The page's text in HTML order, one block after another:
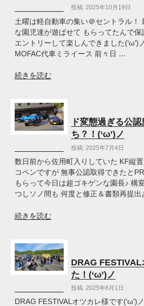
の
投稿: 2025年10月19日
土曜は軽自動車の集い＠セントラル！
な園児達が遊ばせて もらってたんで保
エントリーして楽しんできました(‘ω’)
MOFAC代車ミライース 前々日 …
“代
ラ
e:S
は
ン
ト
ラ
ル
1
29
ノ”
の
続きを読む
ド変態過ぎる公
ち？！(‘ω’)ノ
投稿: 2025年7月4日
数日前から佐用町入りしていた KF縦
コペンですが 無事公認取得できたと
もらって今日は超ゴキゲンな園長♪ 構
つしソノ間も 何度と修正＆書類再提
“ド
過
ぎ
る
認
魔
続きを読む
DRAG FESTIVAL
た！(‘ω’)ノ
投稿: 2025年6月1日
DRAG FESTIVALオツカレ様です(‘ω’)